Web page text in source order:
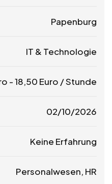
Papenburg
IT & Technologie
-18,50 Euro / Stunde
02/10/2026
Keine Erfahrung
Personalwesen, HR